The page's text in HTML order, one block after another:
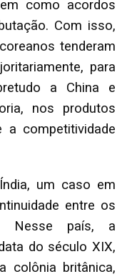
como acordos
Com isso,
tenderam
para
a China e
nos produtos
a competitividade
um caso em
entre os
Nesse país, a
do século XIX,
colônia britânica,